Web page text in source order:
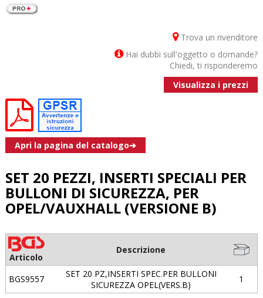
Trova un rivenditore
Hai dubbi sull'oggetto o domande?
Chiedi, ti risponderemo
Visualizza i prezzi
Apri la pagina del catalogo➔
SET 20 PEZZI, INSERTI SPECIALI PER
BULLONI DI SICUREZZA, PER
OPEL/VAUXHALL (VERSIONE B)
Articolo
Descrizione
BGS9557
SET 20 PZ,INSERTI SPEC.PER BULLONI
SICUREZZA OPEL(VERS.B)
1